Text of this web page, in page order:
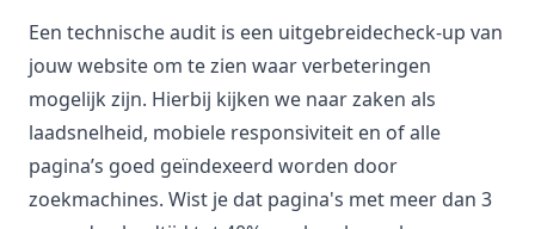
Een technische audit is een uitgebreidecheck-up van
jouw website om te zien waar verbeteringen
mogelijk zijn. Hierbij kijken we naar zaken als
laadsnelheid, mobiele responsiviteit en of alle
pagina’s goed geïndexeerd worden door
zoekmachines. Wist je dat pagina's met meer dan 3